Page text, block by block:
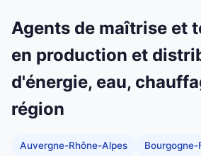
Agents de maîtrise et
en production et
d'énergie, eau,
région
Auvergne-Rhône-Alpes